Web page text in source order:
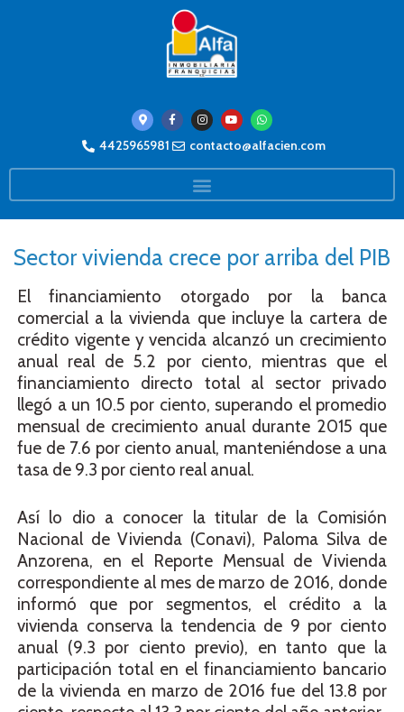
4425965981 contacto@alfacien.com
Sector vivienda crece por arriba del PIB
El financiamiento otorgado por la banca
comercial a la vivienda que incluye la cartera de
crédito vigente y vencida alcanzó un crecimiento
anual real de 5.2 por ciento, mientras que el
financiamiento directo total al sector privado
llegó a un 10.5 por ciento, superando el promedio
mensual de crecimiento anual durante 2015 que
fue de 7.6 por ciento anual, manteniéndose a una
tasa de 9.3 por ciento real anual.
Así lo dio a conocer la titular de la Comisión
Nacional de Vivienda (Conavi), Paloma Silva de
Anzorena, en el Reporte Mensual de Vivienda
correspondiente al mes de marzo de 2016, donde
informó que por segmentos, el crédito a la
vivienda conserva la tendencia de 9 por ciento
anual (9.3 por ciento previo), en tanto que la
participación total en el financiamiento bancario
de la vivienda en marzo de 2016 fue del 13.8 por